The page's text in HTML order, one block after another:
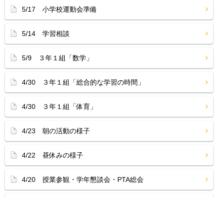
5/17 小学校運動会準備
5/14 学習相談
5/9 ３年１組「数学」
4/30 ３年１組「総合的な学習の時間」
4/30 ３年１組「体育」
4/23 朝の活動の様子
4/22 昼休みの様子
4/20 授業参観・学年懇談会・PTA総会